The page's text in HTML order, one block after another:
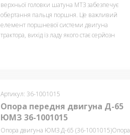
верхньої головки шатуна МТЗ забезпечує
обертання пальця поршня. Це важливий
елемент поршневої системи двигуна
трактора, вихід із ладу якого стає серйозн
Артикул: 36-1001015
Опора передня двигуна Д-65
ЮМЗ 36-1001015
Опора двигуна ЮМЗ Д-65 (36-1001015)Опора